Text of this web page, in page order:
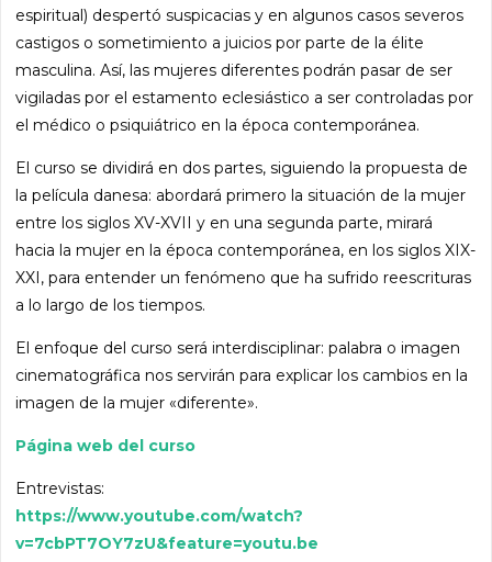
espiritual) despertó suspicacias y en algunos casos severos
castigos o sometimiento a juicios por parte de la élite
masculina. Así, las mujeres diferentes podrán pasar de ser
vigiladas por el estamento eclesiástico a ser controladas por
el médico o psiquiátrico en la época contemporánea.
El curso se dividirá en dos partes, siguiendo la propuesta de
la película danesa: abordará primero la situación de la mujer
entre los siglos XV-XVII y en una segunda parte, mirará
hacia la mujer en la época contemporánea, en los siglos XIX-
XXI, para entender un fenómeno que ha sufrido reescrituras
a lo largo de los tiempos.
El enfoque del curso será interdisciplinar: palabra o imagen
cinematográfica nos servirán para explicar los cambios en la
imagen de la mujer «diferente».
Página web del curso
Entrevistas:
https://www.youtube.com/watch?
v=7cbPT7OY7zU&feature=youtu.be